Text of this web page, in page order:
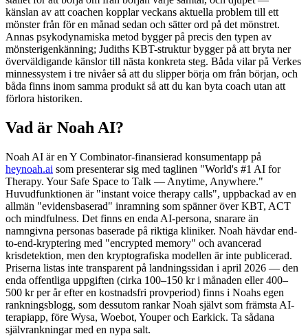
känslan av att coachen kopplar veckans aktuella problem till ett
mönster från för en månad sedan och sätter ord på det mönstret.
Annas psykodynamiska metod bygger på precis den typen av
mönsterigenkänning; Judiths KBT-struktur bygger på att bryta ner
överväldigande känslor till nästa konkreta steg. Båda vilar på Verkes
minnessystem i tre nivåer så att du slipper börja om från början, och
båda finns inom samma produkt så att du kan byta coach utan att
förlora historiken.
Vad är Noah AI?
Noah AI är en Y Combinator-finansierad konsumentapp på
heynoah.ai som presenterar sig med taglinen "World's #1 AI for
Therapy. Your Safe Space to Talk — Anytime, Anywhere."
Huvudfunktionen är "instant voice therapy calls", uppbackad av en
allmän "evidensbaserad" inramning som spänner över KBT, ACT
och mindfulness. Det finns en enda AI-persona, snarare än
namngivna personas baserade på riktiga kliniker. Noah hävdar end-
to-end-kryptering med "encrypted memory" och avancerad
krisdetektion, men den kryptografiska modellen är inte publicerad.
Priserna listas inte transparent på landningssidan i april 2026 — den
enda offentliga uppgiften (cirka 100–150 kr i månaden eller 400–
500 kr per år efter en kostnadsfri provperiod) finns i Noahs egen
rankningsblogg, som dessutom rankar Noah självt som främsta AI-
terapiapp, före Wysa, Woebot, Youper och Earkick. Ta sådana
självrankningar med en nypa salt.